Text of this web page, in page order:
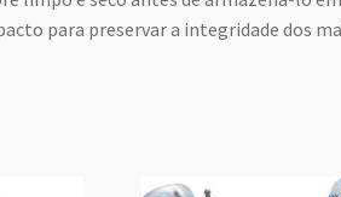
para preservar a integridade dos